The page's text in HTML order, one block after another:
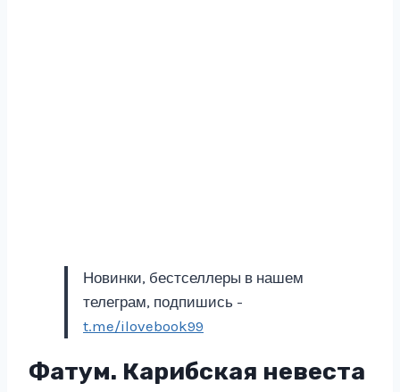
Новинки, бестселлеры в нашем
телеграм, подпишись -
t.me/ilovebook99
Фатум. Карибская невеста